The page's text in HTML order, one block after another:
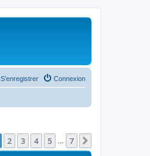
Connexion
S’enregistrer
sur7
2 3 4 5 7